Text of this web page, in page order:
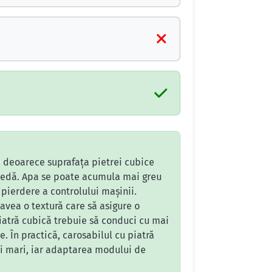
suprafața pietrei cubice
Apa se poate acumula mai greu
pierdere a controlului mașinii.
o textură care să asigure o
cubică trebuie să conduci cu mai
În practică, carosabilul cu piatră
mari, iar adaptarea modului de